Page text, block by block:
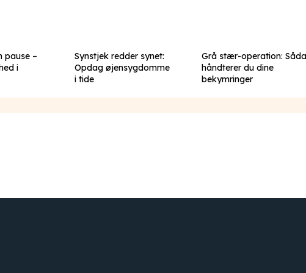
pause –
i
Synstjek redder synet:
Opdag øjensygdomme
i tide
Grå stær-operation:
håndterer du dine
bekymringer